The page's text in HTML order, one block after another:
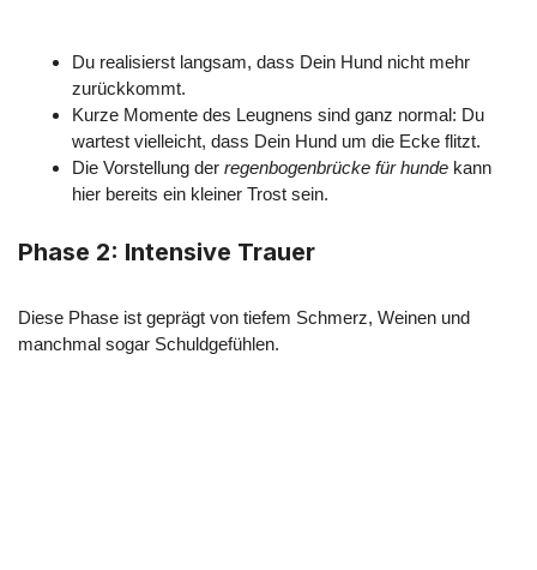
Du realisierst langsam, dass Dein Hund nicht mehr
zurückkommt.
Kurze Momente des Leugnens sind ganz normal: Du
wartest vielleicht, dass Dein Hund um die Ecke flitzt.
Die Vorstellung der regenbogenbrücke für hunde kann
hier bereits ein kleiner Trost sein.
Phase 2: Intensive Trauer
Diese Phase ist geprägt von tiefem Schmerz, Weinen und
manchmal sogar Schuldgefühlen.